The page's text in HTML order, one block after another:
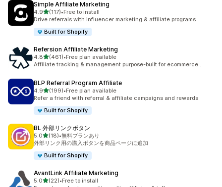
Simple Affiliate Marketing
4.95つ星中
(117)
合計レビュー数：117件
•Free to install
Drive referrals with influencer marketing & affiliate programs
Built for Shopify
Refersion Affiliate Marketing
4.85つ星中
(461)
合計レビュー数：461件
•Free plan available
Affiliate tracking & management purpose-built for ecommerce .
BLP Referral Program Affiliate
4.95つ星中
(199)
合計レビュー数：199件
•Free plan available
Refer a friend with referral & affiliate campaigns and rewards
Built for Shopify
BL 外部リンクボタン
5.05つ星中
(18)
合計レビュー数：18件
•無料プランあり
外部リンク用の購入ボタンを商品ページに追加
Built for Shopify
AvantLink Affiliate Marketing
5.05つ星中
(22)
合計レビュー数：22件
•Free to install